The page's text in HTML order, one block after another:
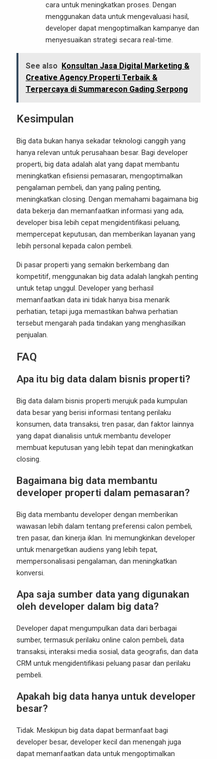
cara untuk meningkatkan proses. Dengan
menggunakan data untuk mengevaluasi hasil,
developer dapat mengoptimalkan kampanye dan
menyesuaikan strategi secara real-time.
See also Konsultan Jasa Digital Marketing &
Creative Agency Properti Terbaik &
Terpercaya di Summarecon Gading Serpong
Kesimpulan
Big data bukan hanya sekadar teknologi canggih yang
hanya relevan untuk perusahaan besar. Bagi developer
properti, big data adalah alat yang dapat membantu
meningkatkan efisiensi pemasaran, mengoptimalkan
pengalaman pembeli, dan yang paling penting,
meningkatkan closing. Dengan memahami bagaimana big
data bekerja dan memanfaatkan informasi yang ada,
developer bisa lebih cepat mengidentifikasi peluang,
mempercepat keputusan, dan memberikan layanan yang
lebih personal kepada calon pembeli.
Di pasar properti yang semakin berkembang dan
kompetitif, menggunakan big data adalah langkah penting
untuk tetap unggul. Developer yang berhasil
memanfaatkan data ini tidak hanya bisa menarik
perhatian, tetapi juga memastikan bahwa perhatian
tersebut mengarah pada tindakan yang menghasilkan
penjualan.
FAQ
Apa itu big data dalam bisnis properti?
Big data dalam bisnis properti merujuk pada kumpulan
data besar yang berisi informasi tentang perilaku
konsumen, data transaksi, tren pasar, dan faktor lainnya
yang dapat dianalisis untuk membantu developer
membuat keputusan yang lebih tepat dan meningkatkan
closing.
Bagaimana big data membantu
developer properti dalam pemasaran?
Big data membantu developer dengan memberikan
wawasan lebih dalam tentang preferensi calon pembeli,
tren pasar, dan kinerja iklan. Ini memungkinkan developer
untuk menargetkan audiens yang lebih tepat,
mempersonalisasi pengalaman, dan meningkatkan
konversi.
Apa saja sumber data yang digunakan
oleh developer dalam big data?
Developer dapat mengumpulkan data dari berbagai
sumber, termasuk perilaku online calon pembeli, data
transaksi, interaksi media sosial, data geografis, dan data
CRM untuk mengidentifikasi peluang pasar dan perilaku
pembeli.
Apakah big data hanya untuk developer
besar?
Tidak. Meskipun big data dapat bermanfaat bagi
developer besar, developer kecil dan menengah juga
dapat memanfaatkan data untuk mengoptimalkan